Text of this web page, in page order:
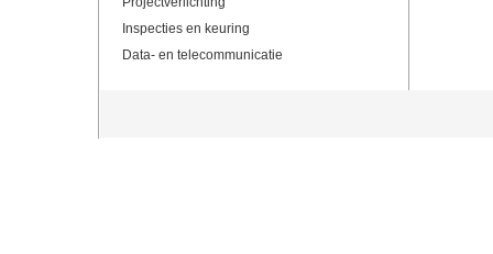
Inspecties en keuring
Data- en telecommunicatie